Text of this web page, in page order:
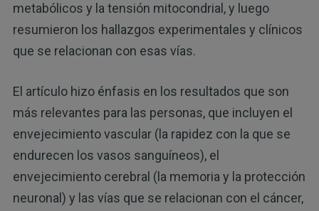
metabólicos y la tensión mitocondrial, y luego
resumieron los hallazgos experimentales y clínicos
que se relacionan con esas vías.
El artículo hizo énfasis en los resultados que son
más relevantes para las personas, que incluyen el
envejecimiento vascular (la rapidez con la que se
endurecen los vasos sanguíneos), el
envejecimiento cerebral (la memoria y la protección
neuronal) y las vías que se relacionan con el cáncer,